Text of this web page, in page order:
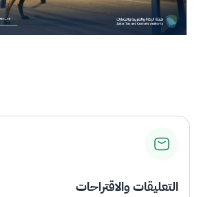
التعليقات والاقتراحات